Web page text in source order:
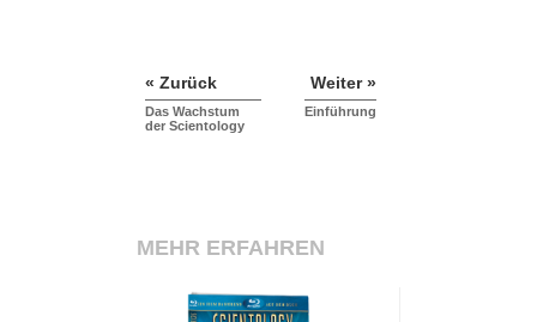
« Zurück
Das Wachstum
der Scientology
Weiter »
Einführung
MEHR ERFAHREN